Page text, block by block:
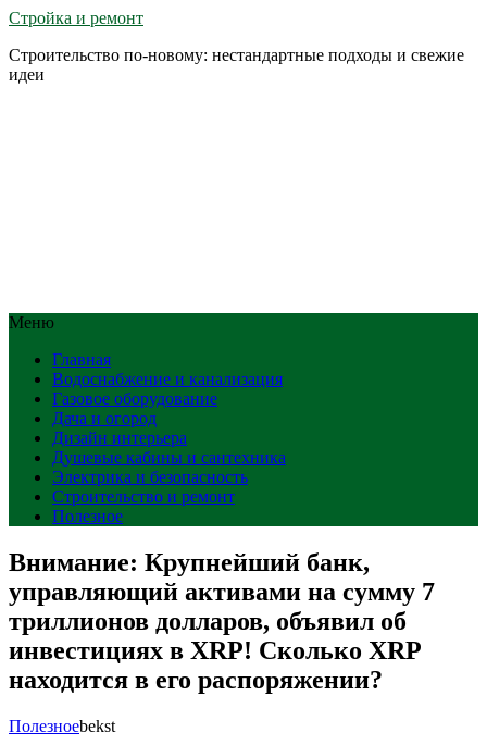
Стройка и ремонт
Строительство по-новому: нестандартные подходы и свежие
идеи
Меню
Главная
Водоснабжение и канализация
Газовое оборудование
Дача и огород
Дизайн интерьера
Душевые кабины и сантехника
Электрика и безопасность
Строительство и ремонт
Полезное
Внимание: Крупнейший банк,
управляющий активами на сумму 7
триллионов долларов, объявил об
инвестициях в XRP! Сколько XRP
находится в его распоряжении?
Полезноеbekst